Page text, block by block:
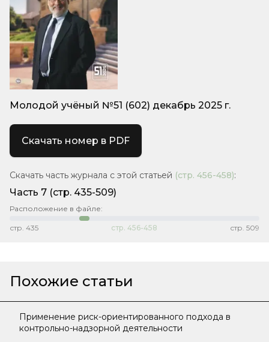
Молодой учёный №51 (602) декабрь 2025 г.
Скачать номер в PDF
Скачать часть журнала с этой статьей (стр. 456-458):
Часть 7 (стр. 435-509)
Расположение в файле:
стр. 435 стр. 456-458 стр. 509
Похожие статьи
Применение риск-ориентированного подхода в
контрольно-надзорной деятельности